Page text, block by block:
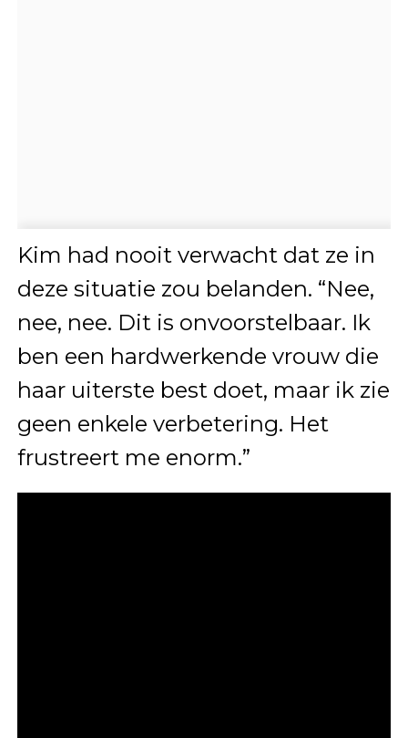
Kim had nooit verwacht dat ze in
deze situatie zou belanden. “Nee,
nee, nee. Dit is onvoorstelbaar. Ik
ben een hardwerkende vrouw die
haar uiterste best doet, maar ik zie
geen enkele verbetering. Het
frustreert me enorm.”